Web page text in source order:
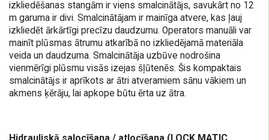
izkliedēšanas stangām ir viens smalcinātājs, savukārt no 12
m garuma ir divi. Smalcinātājam ir mainīga atvere, kas ļauj
izkliedēt ārkārtīgi precīzu daudzumu. Operators manuāli var
mainīt plūsmas ātrumu atkarībā no izkliedējamā materiāla
veida un daudzuma. Smalcinātāja uzbūve nodrošina
vienmērīgi plūsmu visās izejas šļūtenēs. Šis kompaktais
smalcinātājs ir aprīkots ar ātri atveramiem sānu vākiem un
akmens ķērāju, lai apkope būtu ērta uz ātra.